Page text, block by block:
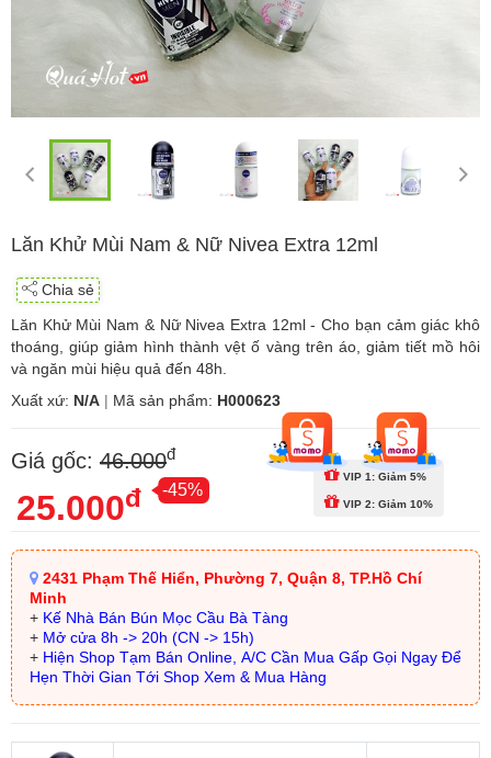
Lăn Khử Mùi Nam & Nữ Nivea Extra 12ml
Chia sẻ
Lăn Khử Mùi Nam & Nữ Nivea Extra 12ml - Cho bạn cảm giác khô
thoáng, giúp giảm hình thành vệt ố vàng trên áo, giảm tiết mồ hôi
và ngăn mùi hiệu quả đến 48h.
Xuất xứ: N/A | Mã sản phẩm: H000623
Giá gốc: 46.000đ
25.000đ -45%
VIP 1: Giảm 5%
VIP 2: Giảm 10%
2431 Phạm Thế Hiển, Phường 7, Quận 8, TP.Hồ Chí
Minh
+ Kế Nhà Bán Bún Mọc Cầu Bà Tàng
+ Mở cửa 8h -> 20h (CN -> 15h)
+ Hiện Shop Tạm Bán Online, A/C Cần Mua Gấp Gọi Ngay Để
Hẹn Thời Gian Tới Shop Xem & Mua Hàng